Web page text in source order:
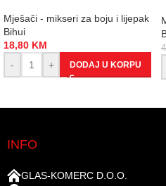
Mješači - mikseri za boju i lijepak
Bihui
18,80 KM
-
+ DODAJ U KORPU
INFO
GLAS-KOMERC D.O.O.